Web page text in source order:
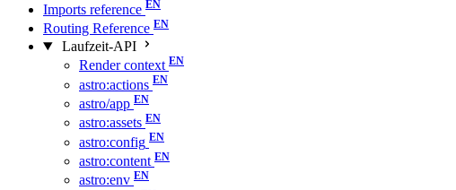
Imports reference
Routing Reference
Laufzeit-API
Render context
astro:actions
astro/app
astro:assets
astro:config
astro:content
astro:env